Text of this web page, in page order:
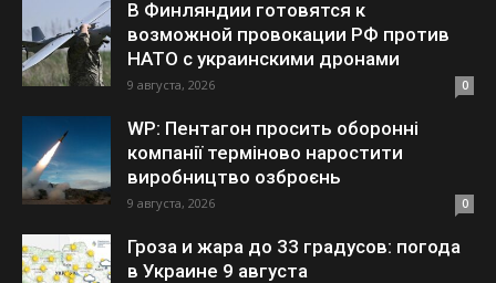
В Финляндии готовятся к
возможной провокации РФ против
НАТО с украинскими дронами
9 августа, 2026 0
WP: Пентагон просить оборонні
компанії терміново наростити
виробництво озброєнь
9 августа, 2026 0
Гроза и жара до 33 градусов: погода
в Украине 9 августа